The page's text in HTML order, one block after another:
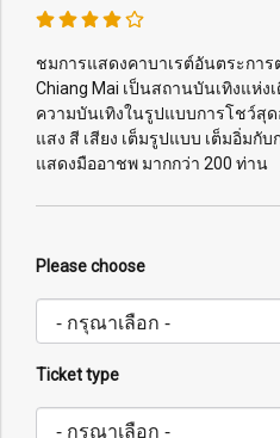
ชมการแสดงคาบาเรต์อันตระการ
Chiang Mai เป็นสถานบันเทิงแห่ง
ความบันเทิงในรูปแบบการโชว์สุ
แสง สี เสียง เต็มรูปแบบ เต็มอิ่มกั
แสดงมืออาชพ มากกว่า 200 ท่าน
Please choose
Ticket type